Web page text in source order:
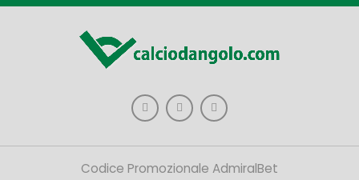
Codice Promozionale AdmiralBet